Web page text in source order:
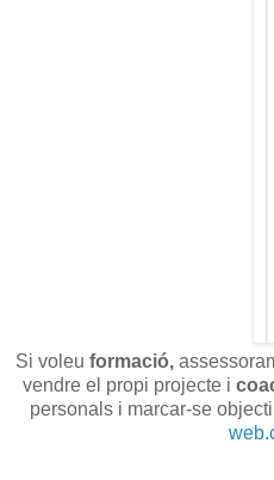
Si voleu formació,
vendre el propi projecte i
personals i marcar-se